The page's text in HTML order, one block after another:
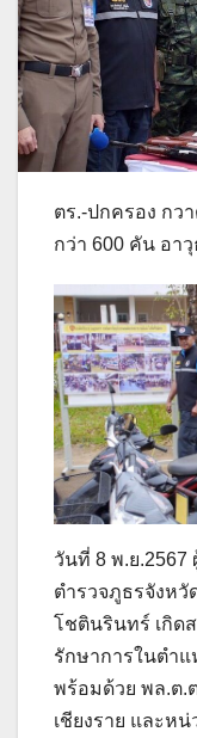
ตร.-ปกครอง กว
กว่า 600 คัน อา
วันที่ 8 พ.ย.2567
ตำรวจภูธรจังหวั
โชตินรินทร์ เกิด
รักษาการในตำแ
พร้อมด้วย พล.ต.
เชียงราย และห